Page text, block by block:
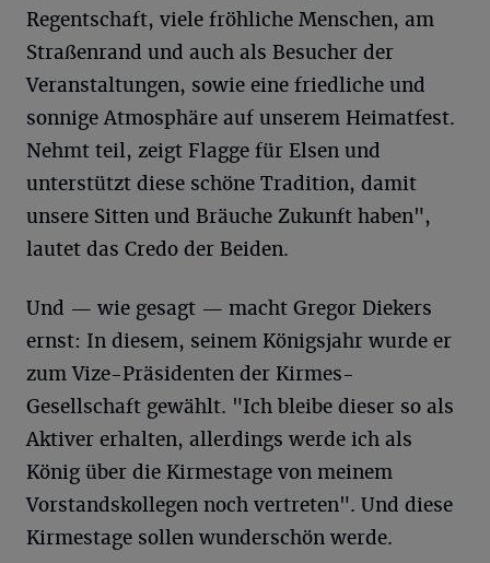
Regentschaft, viele fröhliche Menschen, am
Straßenrand und auch als Besucher der
Veranstaltungen, sowie eine friedliche und
sonnige Atmosphäre auf unserem Heimatfest.
Nehmt teil, zeigt Flagge für Elsen und
unterstützt diese schöne Tradition, damit
unsere Sitten und Bräuche Zukunft haben",
lautet das Credo der Beiden.
Und — wie gesagt — macht Gregor Diekers
ernst: In diesem, seinem Königsjahr wurde er
zum Vize-Präsidenten der Kirmes-
Gesellschaft gewählt. "Ich bleibe dieser so als
Aktiver erhalten, allerdings werde ich als
König über die Kirmestage von meinem
Vorstandskollegen noch vertreten". Und diese
Kirmestage sollen wunderschön werde.